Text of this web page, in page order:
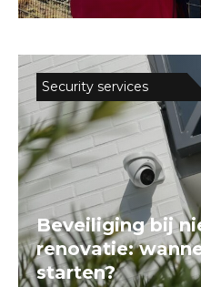
Security services
Beveiliging bij
renovatie:
starten?